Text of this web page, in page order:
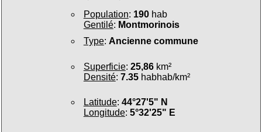
Population: 190hab
Gentilé: Montmorinois
Type: Ancienne commune
Superficie: 25,86km²
Densité: 7.35habhab/km²
Latitude: 44°27'5" N
Longitude: 5°32'25" E